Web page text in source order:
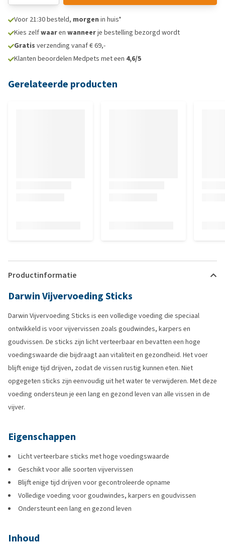
Voor 21:30 besteld, morgen in huis*
Kies zelfwaaren wanneerje bestelling bezorgd wordt
Gratis verzending vanaf € 69,-
Klanten beoordelen Medpets met een 4,6/5
Gerelateerde producten
Productinformatie
Darwin Vijvervoeding Sticks
Darwin Vijvervoeding Sticks is een volledige voeding die speciaal
ontwikkeld is voor vijvervissen zoals goudwindes, karpers en
goudvissen. De sticks zijn licht verteerbaar en bevatten een hoge
voedingswaarde die bijdraagt aan vitaliteit en gezondheid. Het voer
blijft enige tijd drijven, zodat de vissen rustig kunnen eten. Niet
opgegeten sticks zijn eenvoudig uit het water te verwijderen. Met deze
voeding ondersteun je een lang en gezond leven van alle vissen in de
vijver.
Eigenschappen
Licht verteerbare sticks met hoge voedingswaarde
Geschikt voor alle soorten vijvervissen
Blijft enige tijd drijven voor gecontroleerde opname
Volledige voeding voor goudwindes, karpers en goudvissen
Ondersteunt een lang en gezond leven
Inhoud